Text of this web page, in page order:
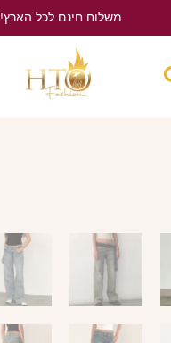
משלוח חינם לכל הארץ!